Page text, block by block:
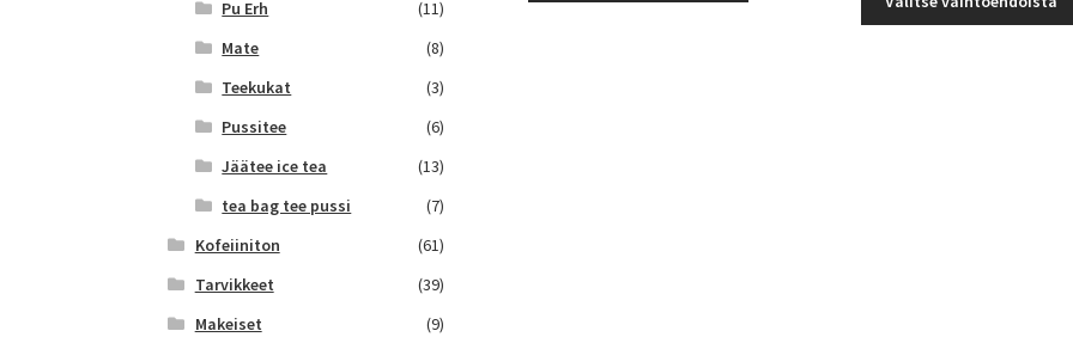
5,50 €
Pu Erh
(11)
Mate
(8)
Teekukat
(3)
Pussitee
(6)
Jäätee ice tea
(13)
tea bag tee pussi
(7)
Kofeiiniton
(61)
Tarvikkeet
(39)
Makeiset
(9)